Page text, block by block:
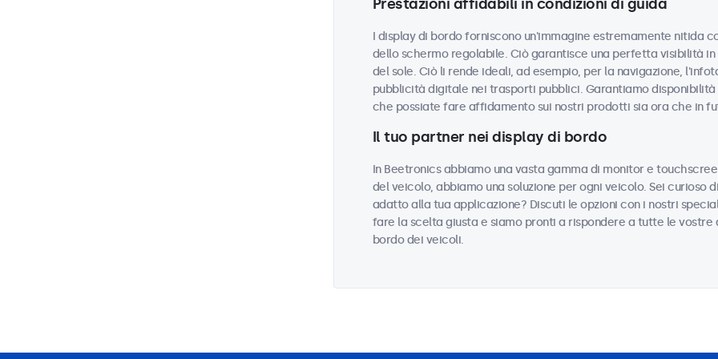
Prestazioni affidabili in condizioni di guida
I display di bordo forniscono un'immagine estremamente nitida
dello schermo regolabile. Ciò garantisce una perfetta visibilità
del sole. Ciò li rende ideali, ad esempio, per la navigazione,
pubblicità digitale nei trasporti pubblici. Garantiamo
che possiate fare affidamento sui nostri prodotti sia ora che in
Il tuo partner nei display di bordo
In Beetronics abbiamo una vasta gamma di monitor e
del veicolo, abbiamo una soluzione per ogni veicolo. Sei curioso
adatto alla tua applicazione? Discuti le opzioni con i nostri
fare la scelta giusta e siamo pronti a rispondere a tutte le vostre
bordo dei veicoli.